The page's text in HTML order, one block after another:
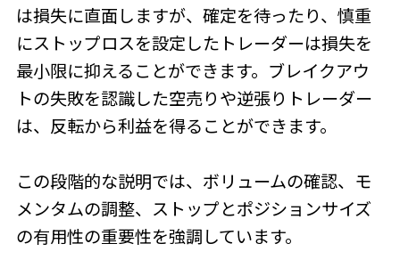
は損失に直面しますが、確定を待ったり、慎重
にストップロスを設定したトレーダーは損失を
最小限に抑えることができます。ブレイクアウ
トの失敗を認識した空売りや逆張りトレーダー
は、反転から利益を得ることができます。
この段階的な説明では、ボリュームの確認、モ
メンタムの調整、ストップとポジションサイズ
の有用性の重要性を強調しています。